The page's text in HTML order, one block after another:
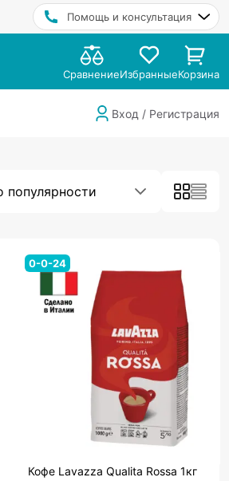
Помощь и консультация
СравнениеИзбранныеКорзина
Вход / Регистрация
популярности
0-0-24
Кофе Lavazza Qualita Rossa 1кг